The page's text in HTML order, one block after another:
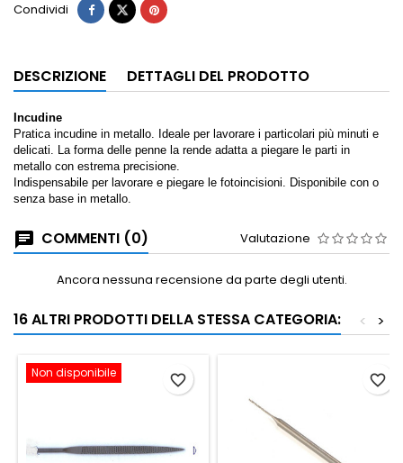
Condividi
DESCRIZIONE DETTAGLI DEL PRODOTTO
Incudine
Pratica incudine in metallo. Ideale per lavorare i particolari più minuti e
delicati. La forma delle penne la rende adatta a piegare le parti in
metallo con estrema precisione.
Indispensabile per lavorare e piegare le fotoincisioni. Disponibile con o
senza base in metallo.
COMMENTI (0) Valutazione
Ancora nessuna recensione da parte degli utenti.
16 ALTRI PRODOTTI DELLA STESSA CATEGORIA: >
<
Non disponibile favorite_border favorite_border